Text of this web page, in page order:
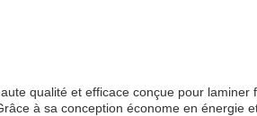
qualité et efficace conçue pour
à sa conception économe en énergie